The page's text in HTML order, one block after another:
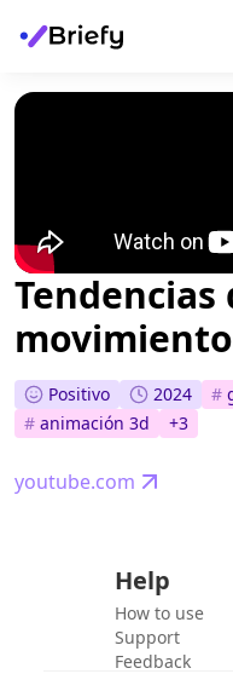
Tendencias
Positivo 2024 #
# animación 3d +3
youtube.com
Help
How to use
Support
Feedback